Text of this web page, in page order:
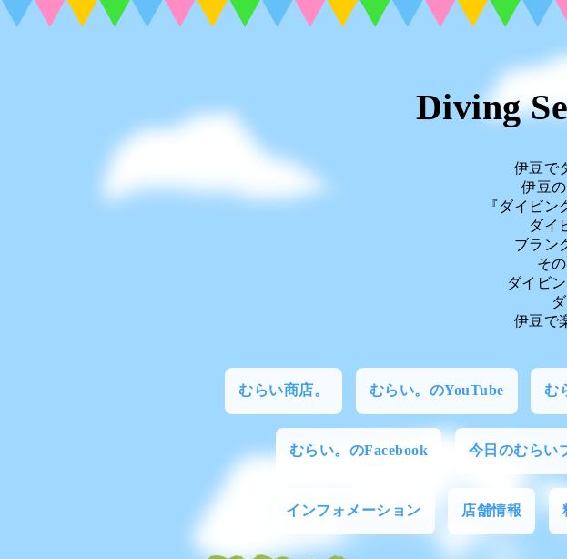
Diving
伊豆で
伊豆
『ダイビン
ダイ
ブラン
そ
ダイビ
伊豆で
むらい商店。 むらい。のYouTube む
むらい。のFacebook 今日のむらい
インフォメーション 店舗情報